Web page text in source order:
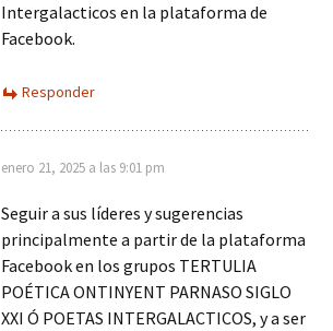
Intergalacticos en la plataforma de
Facebook.
Responder
enero 21, 2025 a las 9:01 pm
Seguir a sus líderes y sugerencias
principalmente a partir de la plataforma
Facebook en los grupos TERTULIA
POÉTICA ONTINYENT PARNASO SIGLO
XXI Ó POETAS INTERGALACTICOS, y a ser